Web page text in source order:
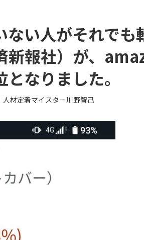
ない人がそれでも
新報社）が、
なりました。
人材定着マイスター川野智己